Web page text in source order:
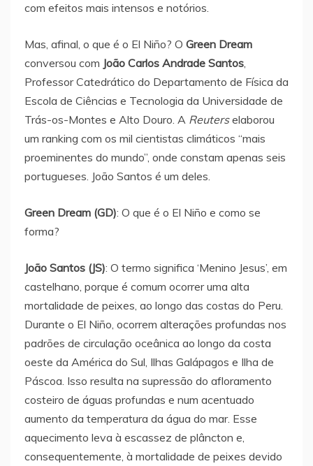
com efeitos mais intensos e notórios.
Mas, afinal, o que é o El Niño? O Green Dream
conversou com João Carlos Andrade Santos,
Professor Catedrático do Departamento de Física da
Escola de Ciências e Tecnologia da Universidade de
Trás-os-Montes e Alto Douro. A Reuterselaborou
um ranking com os mil cientistas climáticos “mais
proeminentes do mundo”, onde constam apenas seis
portugueses. João Santos é um deles.
Green Dream (GD): O que é o El Niño e como se
forma?
João Santos (JS): O termo significa ‘Menino Jesus’, em
castelhano, porque é comum ocorrer uma alta
mortalidade de peixes, ao longo das costas do Peru.
Durante o El Niño, ocorrem alterações profundas nos
padrões de circulação oceânica ao longo da costa
oeste da América do Sul, Ilhas Galápagos e Ilha de
Páscoa. Isso resulta na supressão do afloramento
costeiro de águas profundas e num acentuado
aumento da temperatura da água do mar. Esse
aquecimento leva à escassez de plâncton e,
consequentemente, à mortalidade de peixes devido